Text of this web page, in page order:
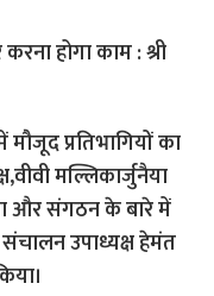
प्रतिभागियों का
मल्लिकार्जुनैया
और संगठन के बारे में
उपाध्यक्ष हेमंत